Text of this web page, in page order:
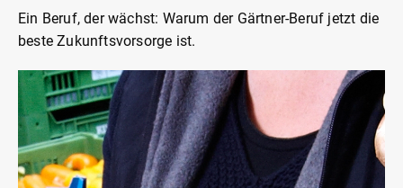
Ein Beruf, der wächst: Warum der Gärtner-Beruf jetzt die
beste Zukunftsvorsorge ist.